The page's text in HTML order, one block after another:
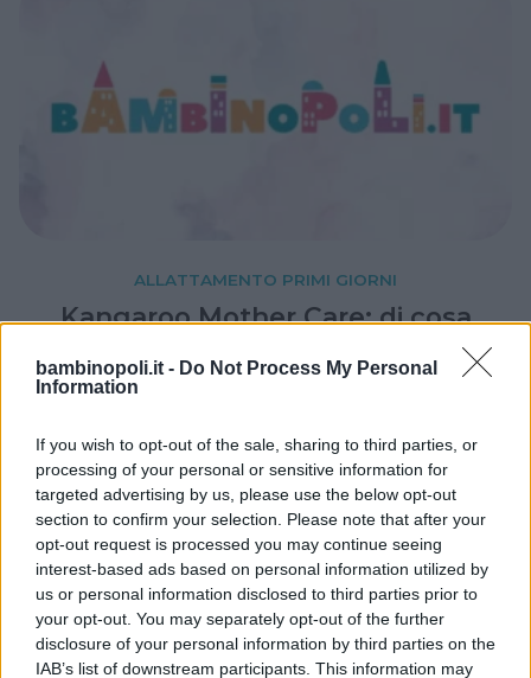
bambinopoli.it - Do Not Process My Personal
Information
If you wish to opt-out of the sale, sharing to third parties, or
processing of your personal or sensitive information for
targeted advertising by us, please use the below opt-out
section to confirm your selection. Please note that after your
opt-out request is processed you may continue seeing
interest-based ads based on personal information utilized by
us or personal information disclosed to third parties prior to
your opt-out. You may separately opt-out of the further
disclosure of your personal information by third parties on the
IAB’s list of downstream participants. This information may
ALLATTAMENTO PRIMI GIORNI
Kangaroo Mother Care: di cosa
Chiamata in italiano, molto semplicemente,
stata introdotta negli ospedali italiani per
aiutare i bambini prematuri a superare
eventuali difficoltà di adattamento e salute
attraverso il contatto pelle a pelle tra la
mamma e il bebè.